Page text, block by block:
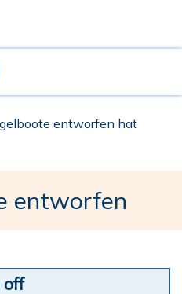
entworfen hat
entworfen
off